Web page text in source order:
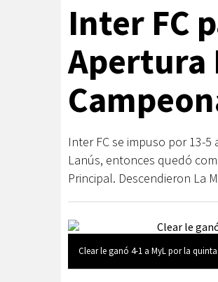
Inter FC
Apertura
Inter FC se impuso por 13-
Lanús, entonces quedó
Principal. Descendieron La
Clear le ganó 4-1 a MyL por la